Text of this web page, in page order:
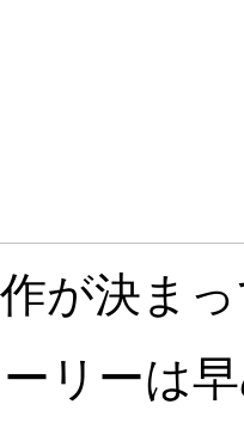
が決ま
リーは